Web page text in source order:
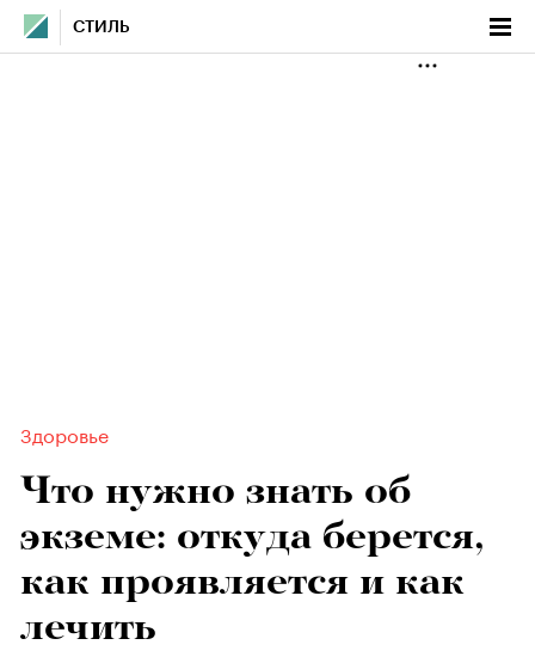
СТИЛЬ
Здоровье
Что нужно знать об
экземе: откуда берется,
как проявляется и как
лечить